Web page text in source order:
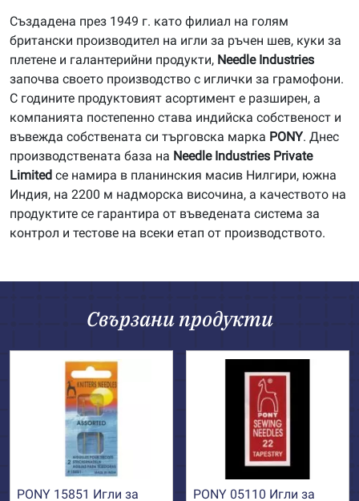
Създадена през 1949 г. като филиал на голям
британски производител на игли за ръчен шев, куки за
плетене и галантерийни продукти, Needle Industries
започва своето производство с иглички за грамофони.
С годините продуктовият асортимент е разширен, а
компанията постепенно става индийска собственост и
въвежда собствената си търговска марка PONY. Днес
производствената база на Needle Industries Private
Limited се намира в планинския масив Нилгири, южна
Индия, на 2200 м надморска височина, а качеството на
продуктите се гарантира от въведената система за
контрол и тестове на всеки етап от производството.
Свързани продукти
PONY 15851 Игли за
PONY 05110 Игли за